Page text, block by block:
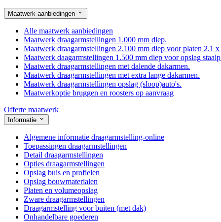
Maatwerk aanbiedingen
Alle maatwerk aanbiedingen
Maatwerk draagarmstellingen 1.000 mm diep.
Maatwerk draagarmstellingen 2.100 mm diep voor platen 2.1 x
Maatwerk daagarmstellingen 1.500 mm diep voor opslag
Maatwerk draagarmstellingen met dalende dakarmen.
Maatwerk draagarmstellingen met extra lange dakarmen.
Maatwerk draagarmstellingen opslag (sloop)auto's.
Maatwerkoptie bruggen en roosters op aanvraag
Offerte maatwerk
Informatie
Algemene informatie draagarmstelling-online
Toepassingen draagarmstellingen
Detail draagarmstellingen
Opties draagarmstellingen
Opslag buis en profielen
Opslag bouwmaterialen
Platen en volumeopslag
Zware draagarmstellingen
Draagarmstelling voor buiten (met dak)
Onhandelbare goederen